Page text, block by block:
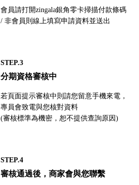
會員請打開zingala銀角零卡掃描付款條碼
/ 非會員則線上填寫申請資料並送出
STEP.3
分期資格審核中
若頁面提示審核中則請您留意手機來電，
專員會致電與您核對資料
(審核標準為機密，恕不提供查詢原因)
STEP.4
審核通過後，商家會與您聯繫